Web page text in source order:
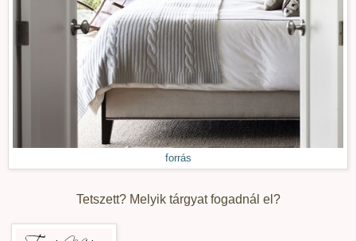
forrás
Tetszett? Melyik tárgyat fogadnál el?